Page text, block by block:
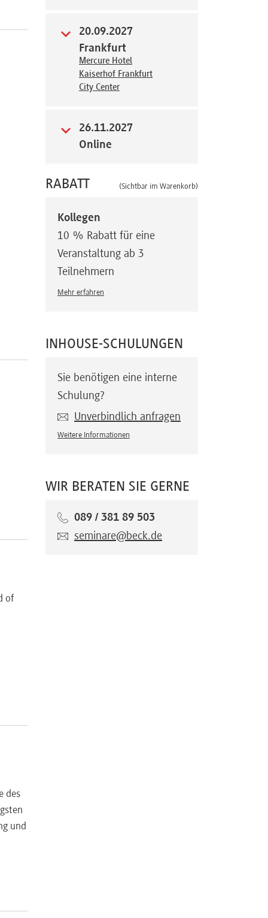
of
des
und
20.09.2027
Frankfurt
Mercure Hotel
Kaiserhof Frankfurt
City Center
26.11.2027
Online
RABATT (Sichtbar im Warenkorb)
Kollegen
10 % Rabatt für eine
Veranstaltung ab 3
Teilnehmern
Mehr erfahren
INHOUSE-SCHULUNGEN
Sie benötigen eine interne
Schulung?
Unverbindlich anfragen
Weitere Informationen
WIR BERATEN SIE GERNE
089 / 381 89 503
seminare@beck.de